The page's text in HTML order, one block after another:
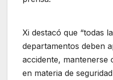
Xi destacó que “todas
departamentos deben
accidente, mantenerse
en materia de